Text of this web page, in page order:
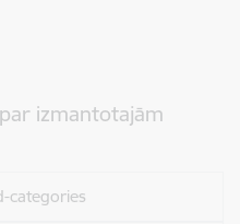
izmantotajām
categories